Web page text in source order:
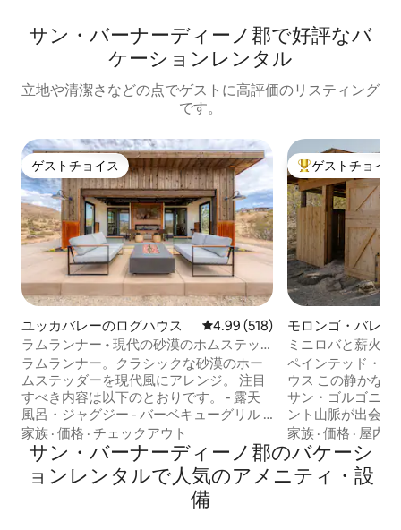
サン・バーナーディーノ郡で好評なバ
ケーションレンタル
立地や清潔さなどの点でゲストに高評価のリスティング
です。
ゲストチョイス
ゲストチョイス
ユッカバレーのログハウス レビュー518件、5つ星中4.99つ
4.99 (518)
ラムランナー • 現代の砂漠のホムステッ
ド
ラムランナー。クラシックな砂漠のホー
ムステッダーを現代風にアレンジ。 注目
すべき内容は以下のとおりです。 - 露天
風呂・ジャグジー - バーベキューグリル -
カウボーイ浴槽 - テスラ充電器 -複数のフ
ァイヤーピット -パラシュートリネン -
Sonosサウンドシステム - どこまでも続く
砂漠の眺望 - 設備の充実したキッチン -屋
外の星空観察用デイベッド -屋外ダイニン
家族 · 価格 · チェックアウト
大好評のゲスト
ゲストチョイス
モロンゴ・バレー
ミニロバと薪火
然に囲まれたログ
ペインテッド・キ
ウス この静かなキャビンは、高地砂漠と
サン・ゴルゴニオ
ント山脈が出会う
ーを見下ろす渓谷
ます。5エーカー
ウスであるこの
地と境界を接する
家族 ·価格 · 屋内
サン・バーナーディーノ郡のバケーシ
ョンレンタルで人気のアメニティ・設
備